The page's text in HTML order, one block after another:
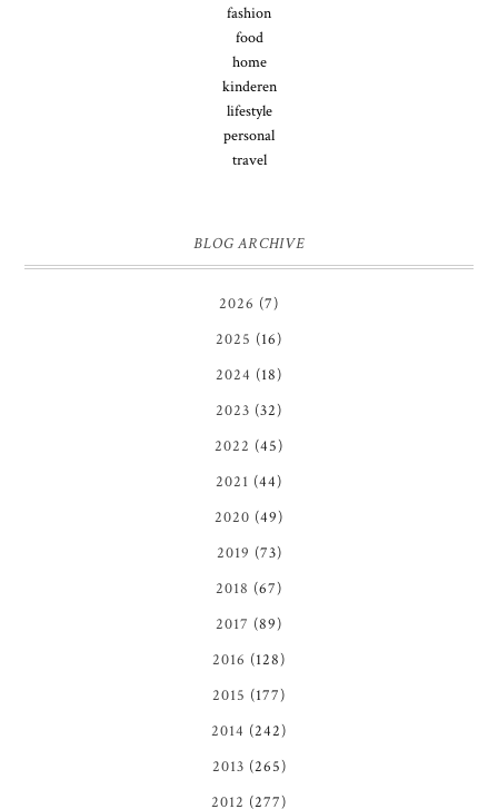
fashion
food
home
kinderen
lifestyle
personal
travel
BLOG ARCHIVE
2026 (7)
2025 (16)
2024 (18)
2023 (32)
2022 (45)
2021 (44)
2020 (49)
2019 (73)
2018 (67)
2017 (89)
2016 (128)
2015 (177)
2014 (242)
2013 (265)
2012 (277)